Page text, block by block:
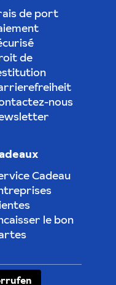
de port
de
nous
Cadeau
le bon